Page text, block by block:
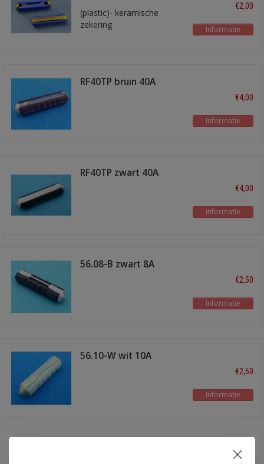
(plastic)- keramische
zekering
€2,00
Informatie
RF40TP bruin 40A
€4,00
Informatie
RF40TP zwart 40A
€4,00
Informatie
56.08-B zwart 8A
€2,50
Informatie
56.10-W wit 10A
€2,50
Informatie